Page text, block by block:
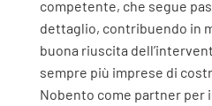
competente, che segue
dettaglio, contribuendo in
buona riuscita
sempre più imprese di
Nobento come partner per